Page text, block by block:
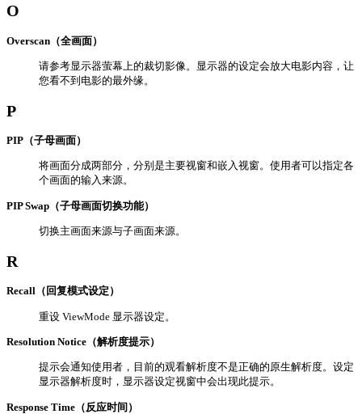
O
Overscan（全画面）
请参考显示器萤幕上的裁切影像。显示器的设定会放大电影内容，让
您看不到电影的最外缘。
P
PIP（子母画面）
将画面分成两部分，分别是主要视窗和嵌入视窗。使用者可以指定各
个画面的输入来源。
PIP Swap（子母画面切换功能）
切换主画面来源与子画面来源。
R
Recall（回复模式设定）
重设 ViewMode 显示器设定。
Resolution Notice（解析度提示）
提示会通知使用者，目前的观看解析度不是正确的原生解析度。设定
显示器解析度时，显示器设定视窗中会出现此提示。
Response Time（反应时间）